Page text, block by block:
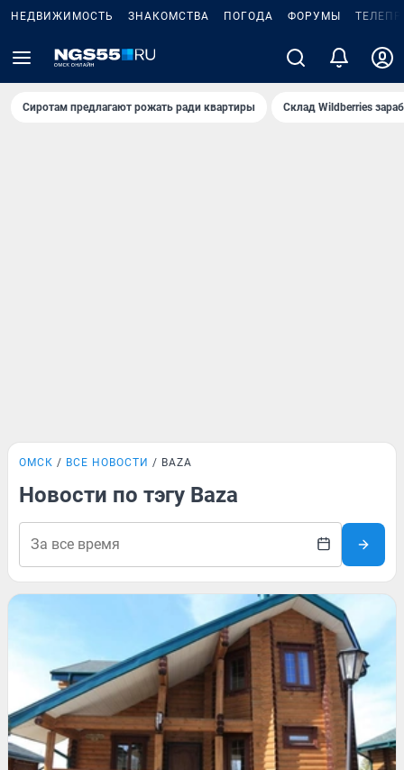
НЕДВИЖИМОСТЬ ЗНАКОМСТВА ПОГОДА ФОРУМЫ
Сиротам предлагают рожать ради квартиры Склад Wildberries
ОМСК ВСЕ НОВОСТИ BAZA
Новости по тэгу Baza